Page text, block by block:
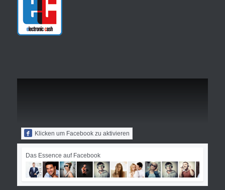
Klicken um Facebook zu aktivieren
Das Essence auf Facebook